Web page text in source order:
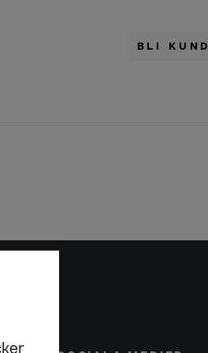
BLI KUND